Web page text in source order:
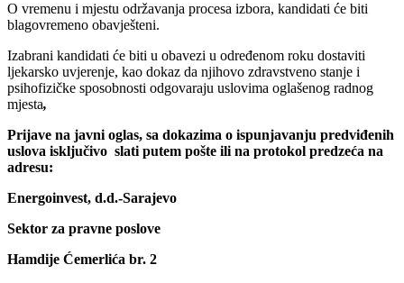
O vremenu i mjestu održavanja procesa izbora, kandidati će biti
blagovremeno obavješteni.
Izabrani kandidati će biti u obavezi u određenom roku dostaviti
ljekarsko uvjerenje, kao dokaz da njihovo zdravstveno stanje i
psihofizičke sposobnosti odgovaraju uslovima oglašenog radnog
mjesta,
Prijave na javni oglas, sa dokazima o ispunjavanju predviđenih
uslova isključivo slati putem pošte ili na protokol predzeća na
adresu:
Energoinvest, d.d.-Sarajevo
Sektor za pravne poslove
Hamdije Ćemerlića br. 2